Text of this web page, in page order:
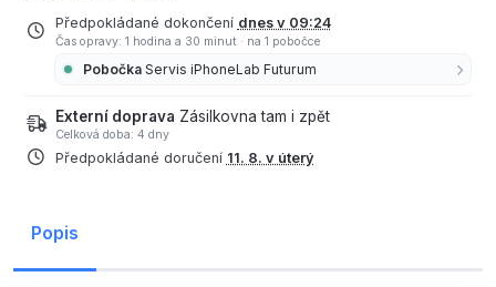
Předpokládané dokončení dnes v 09:24
Čas opravy: 1 hodina a 30 minut · na 1 pobočce
Pobočka Servis iPhoneLab Futurum
Externí doprava Zásilkovna tam i zpět
Celková doba: 4 dny
Předpokládané doručení 11. 8. v úterý
Popis